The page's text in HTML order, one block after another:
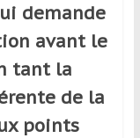
demande
avant le
tant la
de la
points